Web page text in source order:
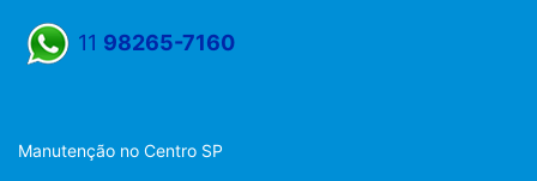
11 98265-7160
Manutenção no Centro SP